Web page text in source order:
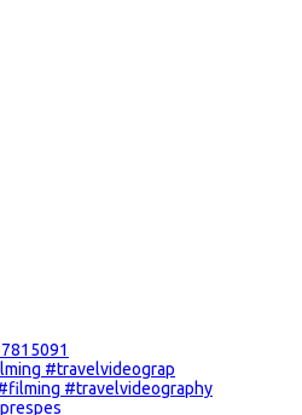
#travelvideograp